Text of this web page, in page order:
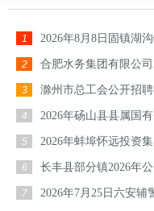
1 2026年8月8日固镇湖
2 合肥水务集团有限公
3 滁州市总工会公开招
4 2026年砀山县县属国
5 2026年蚌埠怀远投资
6 长丰县部分镇2026年
7 2026年7月25日六安辅